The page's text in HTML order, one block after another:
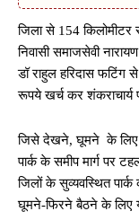
जिला से 154 किलोमीटर
निवासी समाजसेवी
डॉ राहुल हरिदास फटिंग
रूपये खर्च कर शंकराचार्य
जिसे देखने, घूमने के लिए
पार्क के समीप मार्ग पर
जिलों के सुव्यवस्थित पार्क
घूमने-फिरने बैठने के लिए